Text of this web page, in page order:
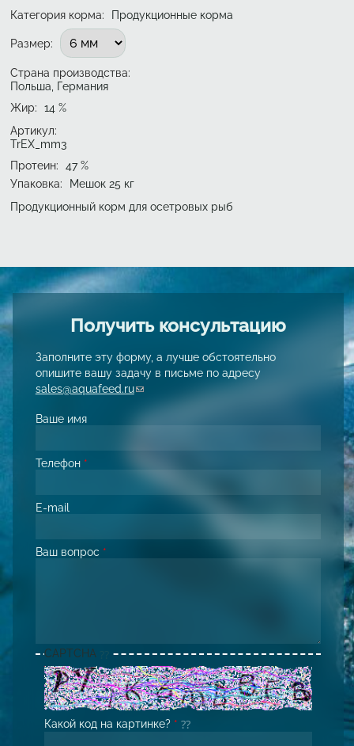
Категория корма:
Продукционные корма
Подобрать вариант
Размер:
Страна производства:
Польша, Германия
Жир: 14 %
Артикул:
TrEX_mm3
Протеин: 47 %
Упаковка:
Мешок 25 кг
Продукционный корм для осетровых рыб
Получить консультацию
Заполните эту форму, а лучше обстоятельно
опишите вашу задачу в письме по адресу
sales@aquafeed.ru(link sends e-mail)
Ваше имя
Телефон *
E-mail
Ваш вопрос *
CAPTCHA
Какой код на картинке? *